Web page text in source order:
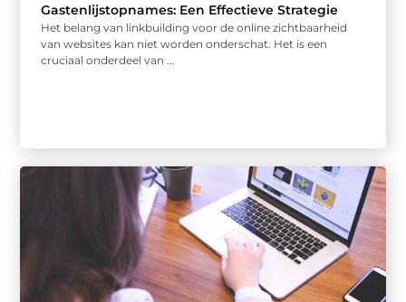
Gastenlijstopnames: Een Effectieve Strategie
Het belang van linkbuilding voor de online zichtbaarheid
van websites kan niet worden onderschat. Het is een
cruciaal onderdeel van ...